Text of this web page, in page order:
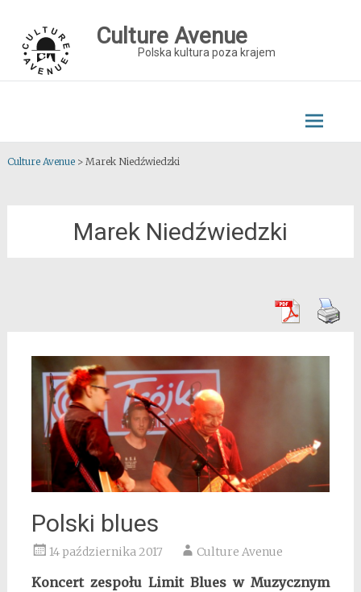
content
Culture Avenue
Polska kultura poza krajem
Culture Avenue> Marek Niedźwiedzki
Marek Niedźwiedzki
Polski blues
14 października 2017 Culture Avenue
Koncert zespołu Limit Blues w Muzycznym